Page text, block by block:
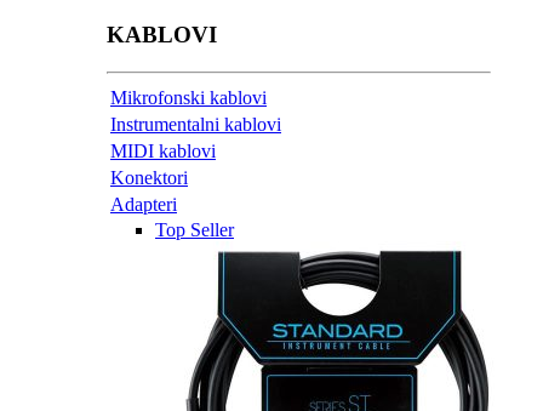
KABLOVI
Mikrofonski kablovi
Instrumentalni kablovi
MIDI kablovi
Konektori
Adapteri
Top Seller